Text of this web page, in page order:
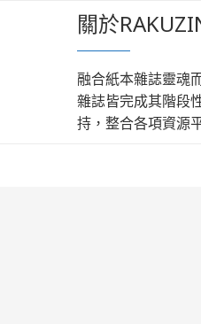
關於
融合紙本雜誌靈魂
雜誌皆完成其階段
持，整合各項資源